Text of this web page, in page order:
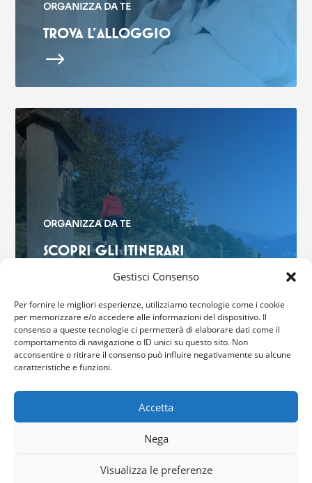
Gestisci Consenso
Per fornire le migliori esperienze, utilizziamo tecnologie come i cookie
per memorizzare e/o accedere alle informazioni del dispositivo. Il
consenso a queste tecnologie ci permetterà di elaborare dati come il
comportamento di navigazione o ID unici su questo sito. Non
acconsentire o ritirare il consenso può influire negativamente su alcune
caratteristiche e funzioni.
Accetta
Nega
Visualizza le preferenze
ORGANIZZA DA TE
TROVA L’ALLOGGIO
$
ORGANIZZA DA TE
SCOPRI GLI ITINERARI
GRIANTE CADENABBIA
Via Brentano, 6 – 22011 Griante
Tel: (+39) 0344 40416
Fax: (+39) 0344 42316